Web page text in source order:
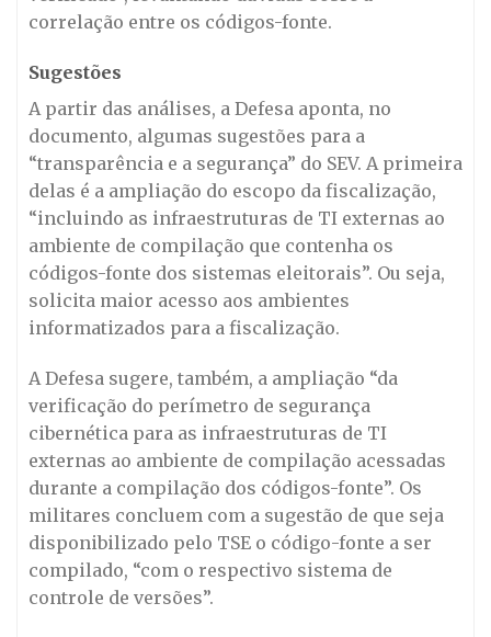
correlação entre os códigos-fonte.
Sugestões
A partir das análises, a Defesa aponta, no
documento, algumas sugestões para a
“transparência e a segurança” do SEV. A primeira
delas é a ampliação do escopo da fiscalização,
“incluindo as infraestruturas de TI externas ao
ambiente de compilação que contenha os
códigos-fonte dos sistemas eleitorais”. Ou seja,
solicita maior acesso aos ambientes
informatizados para a fiscalização.
A Defesa sugere, também, a ampliação “da
verificação do perímetro de segurança
cibernética para as infraestruturas de TI
externas ao ambiente de compilação acessadas
durante a compilação dos códigos-fonte”. Os
militares concluem com a sugestão de que seja
disponibilizado pelo TSE o código-fonte a ser
compilado, “com o respectivo sistema de
controle de versões”.